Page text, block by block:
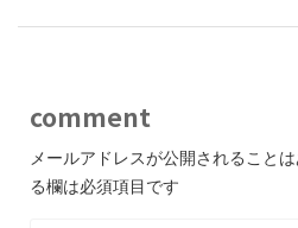
comment
メールアドレスが公開されることは
る欄は必須項目です